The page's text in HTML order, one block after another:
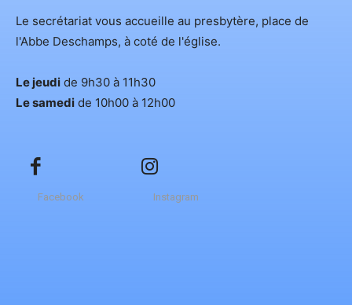
Le secrétariat vous accueille au presbytère, place de
l'Abbe Deschamps, à coté de l'église.
Le jeudi de 9h30 à 11h30
Le samedi de 10h00 à 12h00
Facebook Instagram